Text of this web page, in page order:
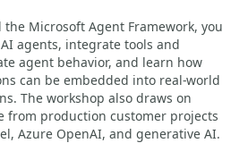
the Microsoft Agent Framework, you
agents, integrate tools and
agent behavior, and learn how
can be embedded into real-world
The workshop also draws on
from production customer projects
Azure OpenAI, and generative AI.